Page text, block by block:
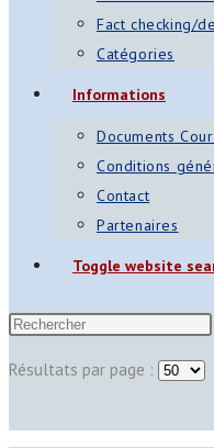
Fact checking/
Catégories
Informations
Documents
Conditions
Contact
Partenaires
Toggle website
Résultats par page :